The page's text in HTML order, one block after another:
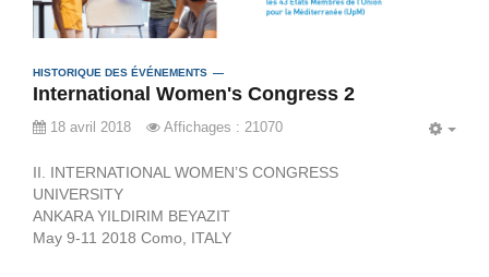
HISTORIQUE DES ÉVÉNEMENTS
International Women's Congress 2
18 avril 2018 Affichages : 21070
II. INTERNATIONAL WOMEN’S CONGRESS
UNIVERSITY
ANKARA YILDIRIM BEYAZIT
May 9-11 2018 Como, ITALY